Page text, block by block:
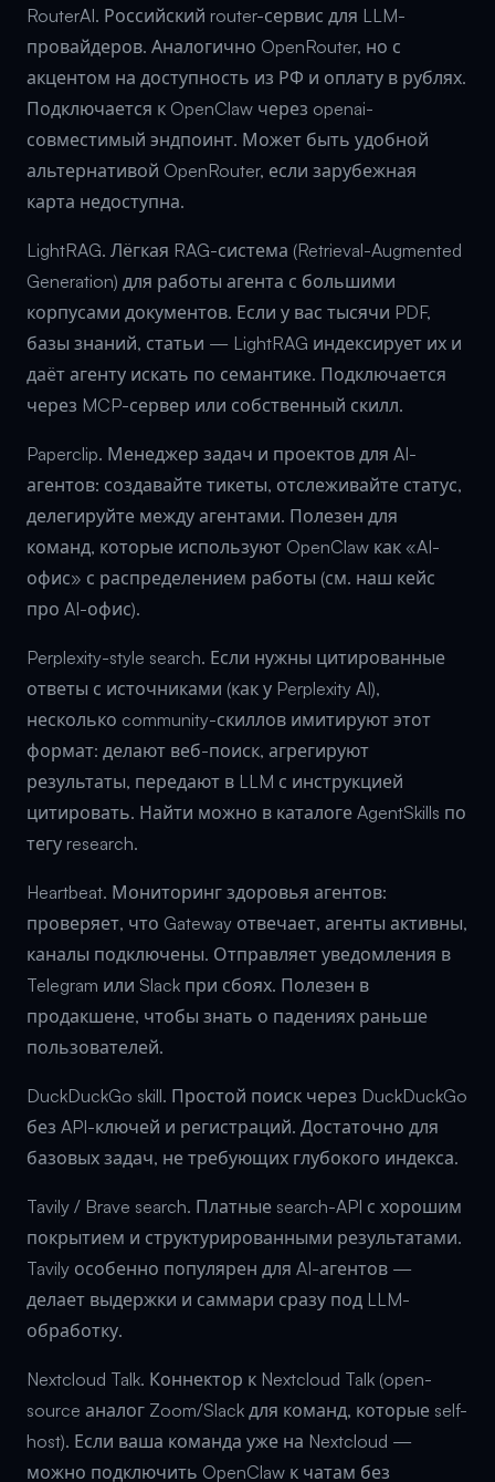
RouterAI. Российский router-сервис для LLM-
провайдеров. Аналогично OpenRouter, но с
акцентом на доступность из РФ и оплату в рублях.
Подключается к OpenClaw через openai-
совместимый эндпоинт. Может быть удобной
альтернативой OpenRouter, если зарубежная
карта недоступна.
LightRAG. Лёгкая RAG-система (Retrieval-Augmented
Generation) для работы агента с большими
корпусами документов. Если у вас тысячи PDF,
базы знаний, статьи — LightRAG индексирует их и
даёт агенту искать по семантике. Подключается
через MCP-сервер или собственный скилл.
Paperclip. Менеджер задач и проектов для AI-
агентов: создавайте тикеты, отслеживайте статус,
делегируйте между агентами. Полезен для
команд, которые используют OpenClaw как «AI-
офис» с распределением работы (см. наш кейс
про AI-офис).
Perplexity-style search. Если нужны цитированные
ответы с источниками (как у Perplexity AI),
несколько community-скиллов имитируют этот
формат: делают веб-поиск, агрегируют
результаты, передают в LLM с инструкцией
цитировать. Найти можно в каталоге AgentSkills по
тегу research.
Heartbeat. Мониторинг здоровья агентов:
проверяет, что Gateway отвечает, агенты активны,
каналы подключены. Отправляет уведомления в
Telegram или Slack при сбоях. Полезен в
продакшене, чтобы знать о падениях раньше
пользователей.
DuckDuckGo skill. Простой поиск через DuckDuckGo
без API-ключей и регистраций. Достаточно для
базовых задач, не требующих глубокого индекса.
Tavily / Brave search. Платные search-API с хорошим
покрытием и структурированными результатами.
Tavily особенно популярен для AI-агентов —
делает выдержки и саммари сразу под LLM-
обработку.
Nextcloud Talk. Коннектор к Nextcloud Talk (open-
source аналог Zoom/Slack для команд, которые self-
host). Если ваша команда уже на Nextcloud —
можно подключить OpenClaw к чатам без